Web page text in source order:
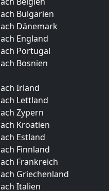
Bulgarien
Dänemark
England
Portugal
Bosnien
Irland
Lettland
Zypern
Kroatien
Estland
Finnland
Frankreich
Griechenland
Italien